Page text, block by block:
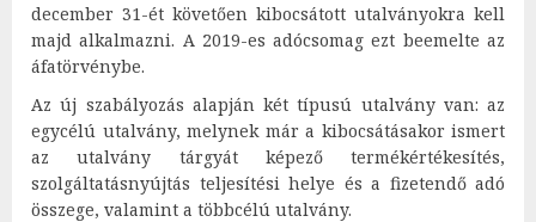
december 31-ét követően kibocsátott utalványokra kell
majd alkalmazni. A 2019-es adócsomag ezt beemelte az
áfatörvénybe.
Az új szabályozás alapján két típusú utalvány van: az
egycélú utalvány, melynek már a kibocsátásakor ismert
az utalvány tárgyát képező termékértékesítés,
szolgáltatásnyújtás teljesítési helye és a fizetendő adó
összege, valamint a többcélú utalvány.